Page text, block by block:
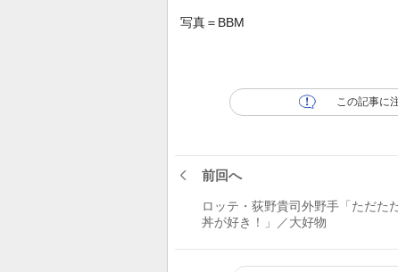
写真＝BBM
この記事に
前回へ
ロッテ・荻野貴司外野手「ただた
丼が好き！」／大好物